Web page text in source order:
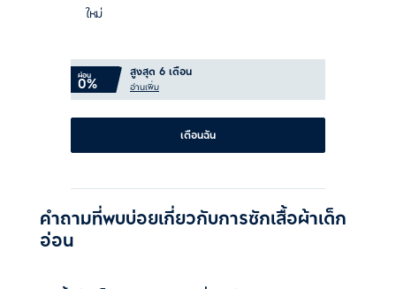
ใหม่
ผ่อน
0%
สูงสุด 6 เดือน
อ่านเพิ่ม
เตือนฉัน
คำถามที่พบบ่อยเกี่ยวกับการซักเสื้อผ้าเด็ก
อ่อน